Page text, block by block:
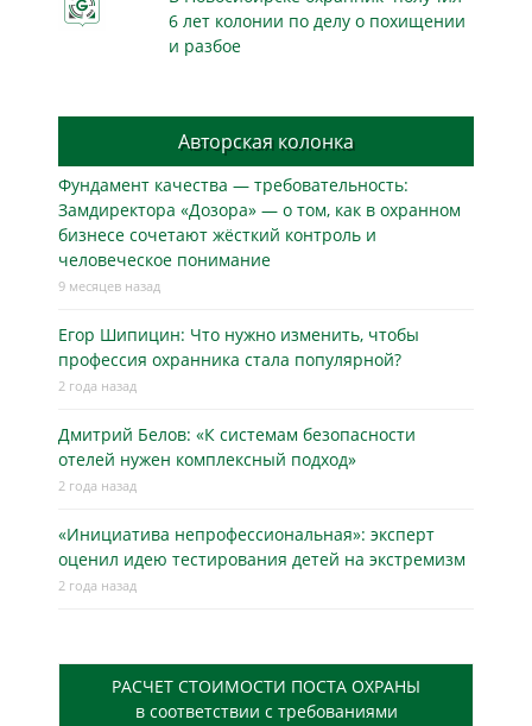
6 лет колонии по делу о похищении
и разбое
Авторская колонка
Фундамент качества — требовательность:
Замдиректора «Дозора» — о том, как в охранном
бизнесe сочетают жёсткий контроль и
человеческое понимание
9 месяцев назад
Егор Шипицин: Что нужно изменить, чтобы
профессия охранника стала популярной?
2 года назад
Дмитрий Белов: «К системам безопасности
отелей нужен комплексный подход»
2 года назад
«Инициатива непрофессиональная»: эксперт
оценил идею тестирования детей на экстремизм
2 года назад
РАСЧЕТ СТОИМОСТИ ПОСТА ОХРАНЫ
в соответствии с требованиями